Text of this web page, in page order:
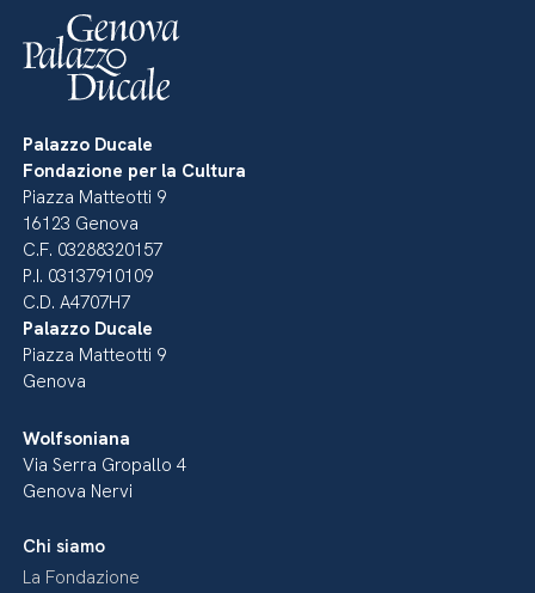
Palazzo Ducale
Fondazione per la Cultura
Piazza Matteotti 9
16123 Genova
C.F. 03288320157
P.I. 03137910109
C.D. A4707H7
Palazzo Ducale
Piazza Matteotti 9
Genova
Wolfsoniana
Via Serra Gropallo 4
Genova Nervi
Chi siamo
La Fondazione